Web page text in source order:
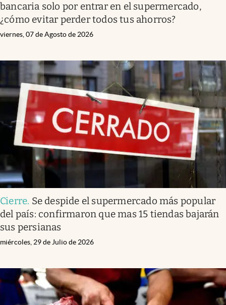
bancaria solo por entrar en el supermercado,
¿cómo evitar perder todos tus ahorros?
viernes, 07 de Agosto de 2026
Cierre. Se despide el supermercado más popular
del país: confirmaron que mas 15 tiendas bajarán
sus persianas
miércoles, 29 de Julio de 2026